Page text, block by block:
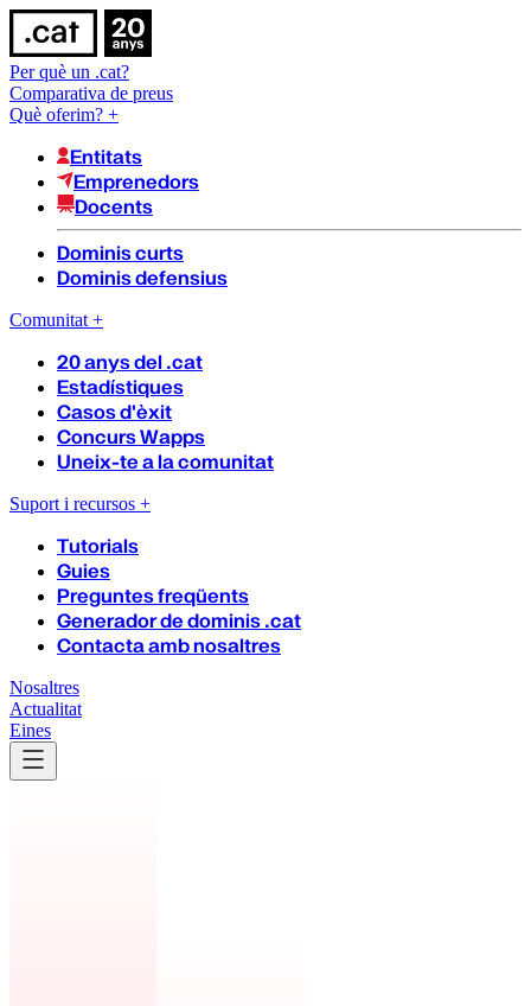
Per què un .cat?
Comparativa de preus
Què oferim? +
Entitats
Emprenedors
Docents
Dominis curts
Dominis defensius
Comunitat +
20 anys del .cat
Estadístiques
Casos d'èxit
Concurs Wapps
Uneix-te a la comunitat
Suport i recursos +
Tutorials
Guies
Preguntes freqüents
Generador de dominis .cat
Contacta amb nosaltres
Nosaltres
Actualitat
Eines